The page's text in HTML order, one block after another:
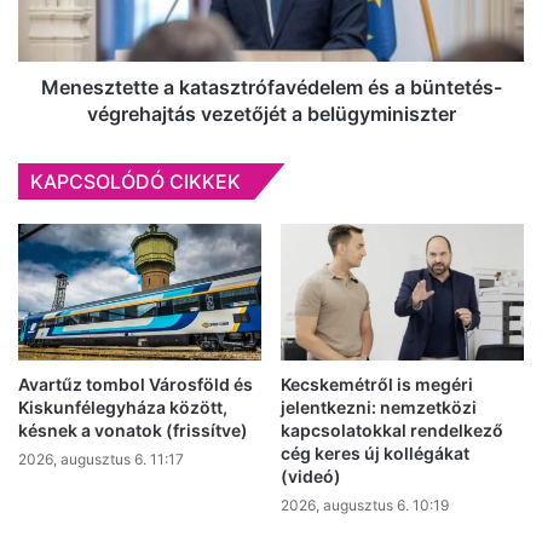
végrehajtás
vezetőjét
a
belügyminiszter
Menesztette a katasztrófavédelem és a büntetés-
végrehajtás vezetőjét a belügyminiszter
KAPCSOLÓDÓ CIKKEK
Avartűz tombol Városföld és
Kiskunfélegyháza között,
késnek a vonatok (frissítve)
2026, augusztus 6. 11:17
Kecskemétről is megéri
jelentkezni: nemzetközi
kapcsolatokkal rendelkező
cég keres új kollégákat
(videó)
2026, augusztus 6. 10:19